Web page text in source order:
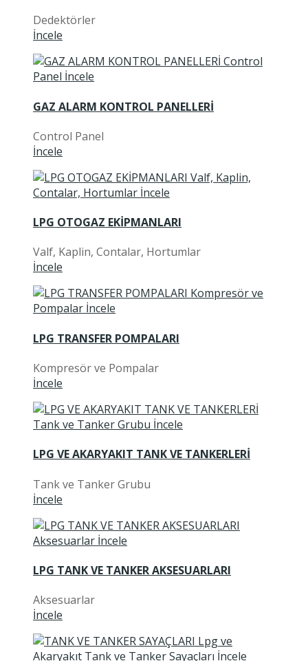
Dedektörler
İncele
GAZ ALARM KONTROL PANELLERİ
Control Panel
İncele
LPG OTOGAZ EKİPMANLARI
Valf, Kaplin, Contalar, Hortumlar
İncele
LPG TRANSFER POMPALARI
Kompresör ve Pompalar
İncele
LPG VE AKARYAKIT TANK VE TANKERLERİ
Tank ve Tanker Grubu
İncele
LPG TANK VE TANKER AKSESUARLARI
Aksesuarlar
İncele